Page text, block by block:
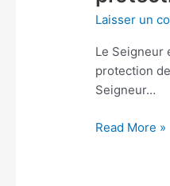
Laisser un
Le Seigneur
protection
Seigneur…
Read More »